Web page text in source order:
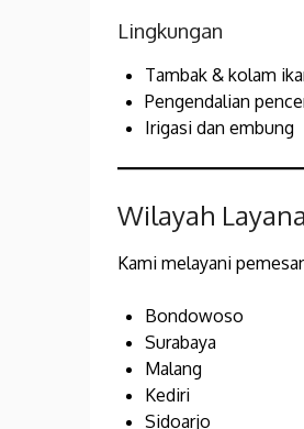
Lingkungan
Tambak & kolam
Pengendalian
Irigasi dan embung
Wilayah
Kami melayani
Bondowoso
Surabaya
Malang
Kediri
Sidoarjo